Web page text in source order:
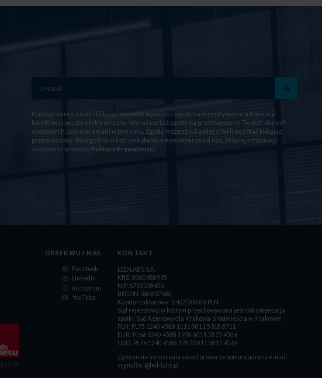
Podając adres email i klikając strzałkę wyrażasz zgodę na otrzymywanie informacji
handlowej pocztą elektroniczną. Wyrażasz też zgodę na przetwarzanie Twoich danych
osobowych (adresu email) w tym celu. Zgodę możesz w każdej chwili wycofać klikając
przeznaczony do tego link w którymkolwiek newsletterze od nas. Więcej informacji
znajdziesz w naszej Polityce Prywatności
OBSERWUJ NAS
Facebook
LinkedIn
Instagram
YouTube
KONTAKT
LED LABS S.A.
KRS: 0000988995
NIP:6793108450
REGON:360837680
Kapitał zakładowy: 1.422.000,00 PLN
Sąd rejestrowy, w którym przechowywana jest dokumentacja
spółki: Sąd Rejonowy dla Krakowa-Śródmieścia w Krakowie
PLN: PL75 1240 4588 1111 0011 5318 8711
EUR: PL66 1240 4588 1978 0011 5815 4506
USD: PL76 1240 4588 1787 0011 5815 4564
Zgłoszenie naruszenia zasad prawa za pomocą adresu e-mail:
sygnalisci@led-labs.pl